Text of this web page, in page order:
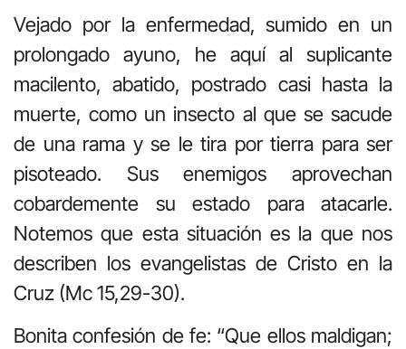
Vejado por la enfermedad, sumido en un
prolongado ayuno, he aquí al suplicante
macilento, abatido, postrado casi hasta la
muerte, como un insecto al que se sacude
de una rama y se le tira por tierra para ser
pisoteado. Sus enemigos aprovechan
cobardemente su estado para atacarle.
Notemos que esta situación es la que nos
describen los evangelistas de Cristo en la
Cruz (Mc 15,29-30).
Bonita confesión de fe: “Que ellos maldigan;